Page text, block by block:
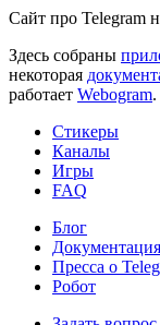
Сайт про Telegram
Здесь собраны
некоторая
работает Webogram.
Стикеры
Каналы
Игры
FAQ
Блог
Пресса о
Робот